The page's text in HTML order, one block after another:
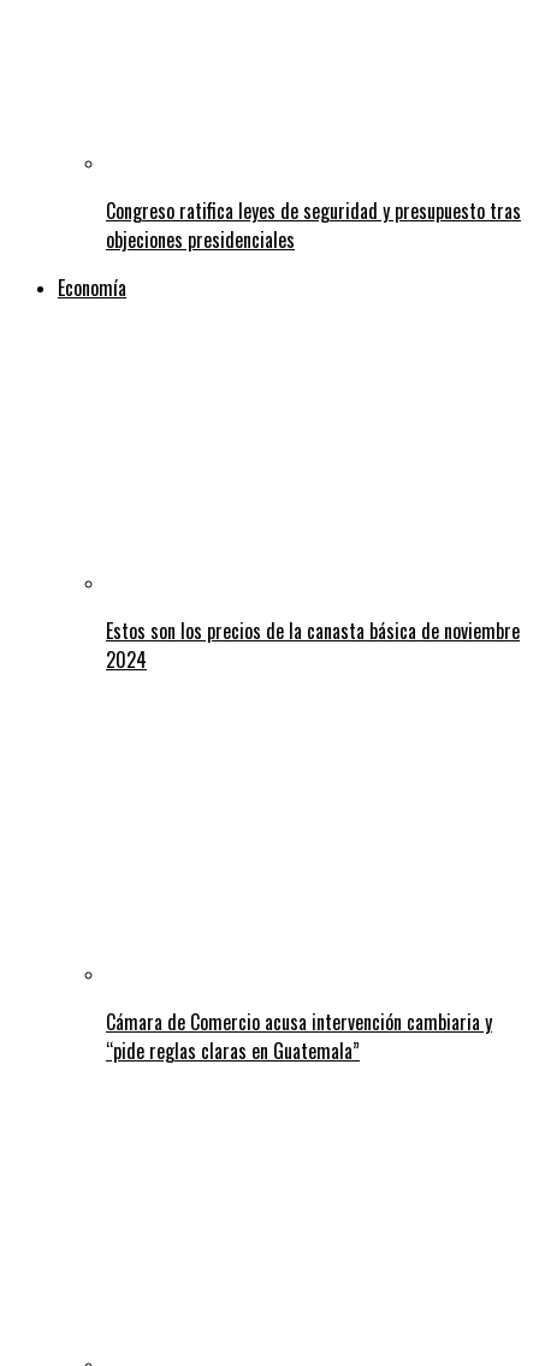
Congreso ratifica leyes de seguridad y presupuesto tras
objeciones presidenciales
Economía
Estos son los precios de la canasta básica de noviembre
2024
Cámara de Comercio acusa intervención cambiaria y
“pide reglas claras en Guatemala”